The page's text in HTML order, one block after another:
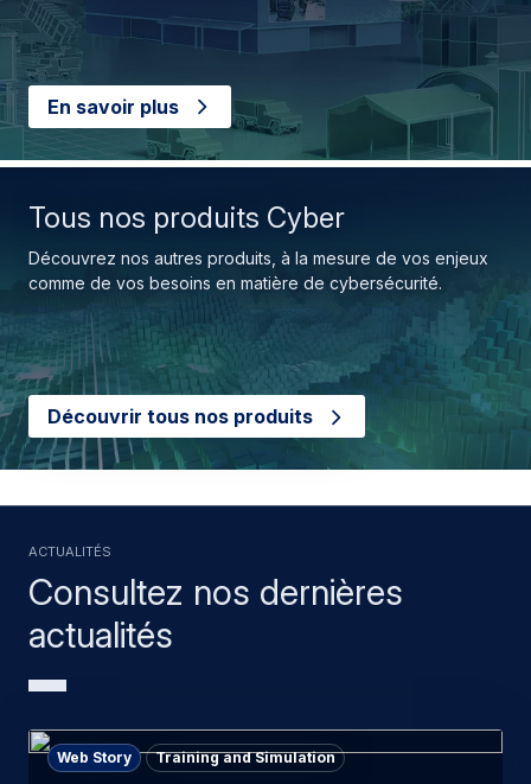
En savoir plus
Tous nos produits Cyber
Découvrez nos autres produits, à la mesure de vos enjeux
comme de vos besoins en matière de cybersécurité.
Découvrir tous nos produits
Consultez nos dernières
actualités
Actualités
Web Story Training and Simulation